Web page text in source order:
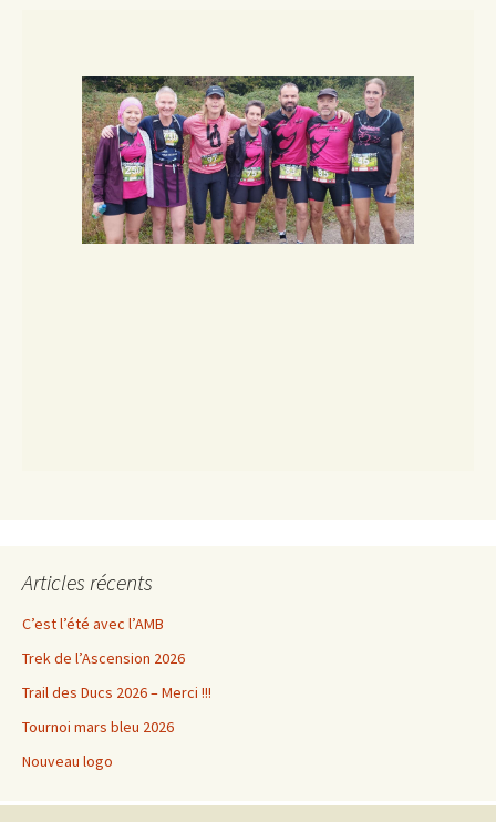
Articles récents
C’est l’été avec l’AMB
Trek de l’Ascension 2026
Trail des Ducs 2026 – Merci !!!
Tournoi mars bleu 2026
Nouveau logo